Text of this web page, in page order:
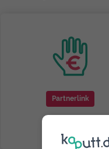
Partnerlink